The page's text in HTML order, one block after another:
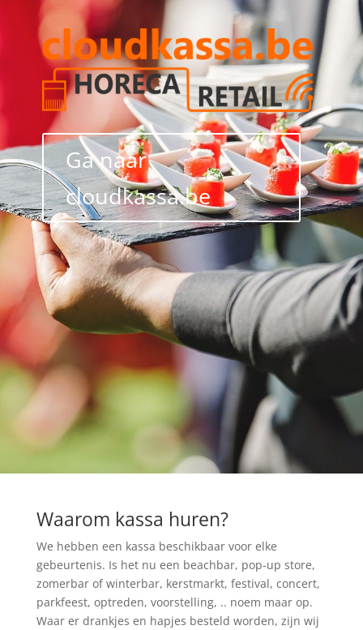
Ga naar
cloudkassa.be
Waarom kassa huren?
We hebben een kassa beschikbaar voor elke
gebeurtenis. Is het nu een beachbar, pop-up store,
zomerbar of winterbar, kerstmarkt, festival, concert,
parkfeest, optreden, voorstelling, .. noem maar op.
Waar er drankjes en hapjes besteld worden, zijn wij